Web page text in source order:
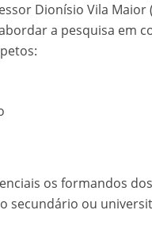
Dionísio Vila
a pesquisa em
os formandos
secundário ou